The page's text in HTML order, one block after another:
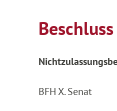
Beschluss
BFH X. Senat